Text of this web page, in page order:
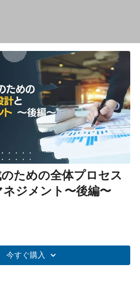
ための全体プロセス
ジメント〜後編〜
今すぐ購入